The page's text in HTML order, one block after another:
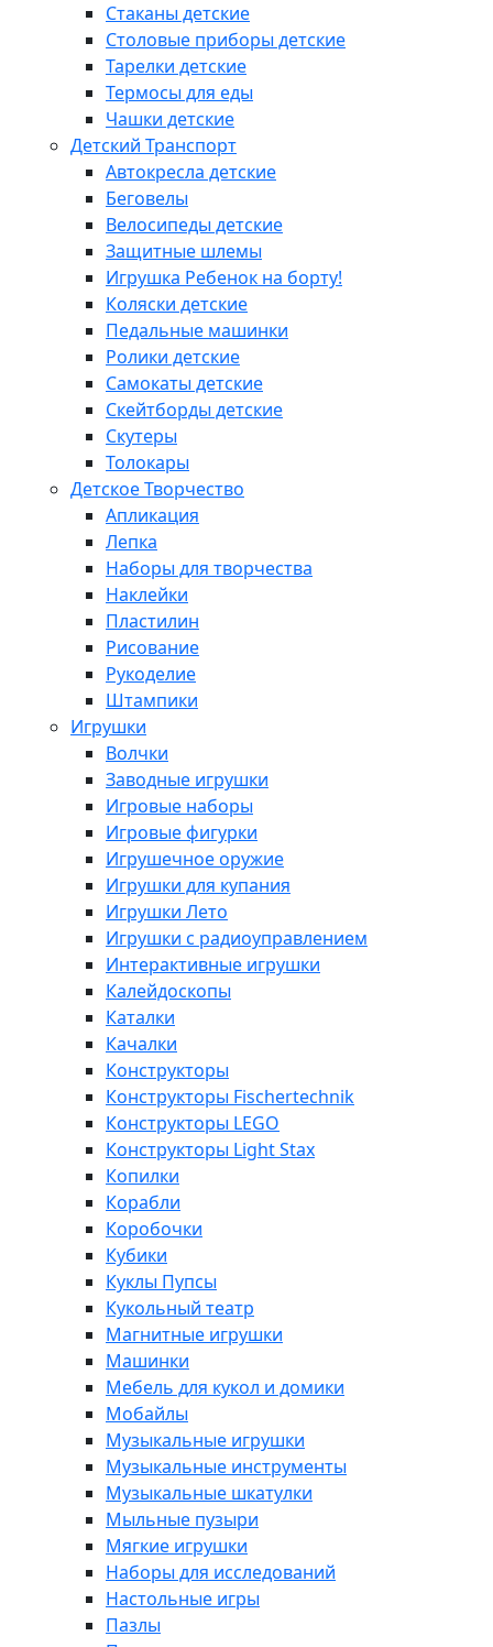
Стаканы детские
Столовые приборы детские
Тарелки детские
Термосы для еды
Чашки детские
Детский Транспорт
Автокресла детские
Беговелы
Велосипеды детские
Защитные шлемы
Игрушка Ребенок на борту!
Коляски детские
Педальные машинки
Ролики детские
Самокаты детские
Скейтборды детские
Скутеры
Толокары
Детское Творчество
Апликация
Лепка
Наборы для творчества
Наклейки
Пластилин
Рисование
Рукоделие
Штампики
Игрушки
Волчки
Заводные игрушки
Игровые наборы
Игровые фигурки
Игрушечное оружие
Игрушки для купания
Игрушки Лето
Игрушки с радиоуправлением
Интерактивные игрушки
Калейдоскопы
Каталки
Качалки
Конструкторы
Конструкторы Fisсhertechnik
Конструкторы LEGO
Конструкторы Light Stax
Копилки
Корабли
Коробочки
Кубики
Куклы Пупсы
Кукольный театр
Магнитные игрушки
Машинки
Мебель для кукол и домики
Мобайлы
Музыкальные игрушки
Музыкальные инструменты
Музыкальные шкатулки
Мыльные пузыри
Мягкие игрушки
Наборы для исследований
Настольные игры
Пазлы